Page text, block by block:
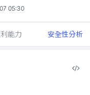
05:30
能力 安全性分析